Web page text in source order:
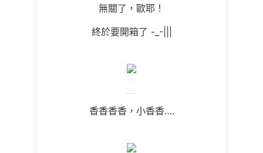
無關了，歐耶！
終於要開箱了 -_-|||
香香香香，小香香….